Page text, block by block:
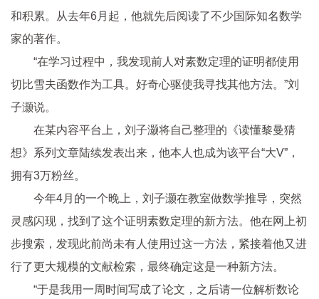
和积累。从去年6月起，他就先后阅读了不少国际知名数学
家的著作。
“在学习过程中，我发现前人对素数定理的证明都使用
切比雪夫函数作为工具。好奇心驱使我寻找其他方法。”刘
子灏说。
在某内容平台上，刘子灏将自己整理的《读懂黎曼猜
想》系列文章陆续发表出来，他本人也成为该平台“大V”，
拥有3万粉丝。
今年4月的一个晚上，刘子灏在教室做数学推导，突然
灵感闪现，找到了这个证明素数定理的新方法。他在网上初
步搜索，发现此前尚未有人使用过这一方法，紧接着他又进
行了更大规模的文献检索，最终确定这是一种新方法。
“于是我用一周时间写成了论文，之后请一位解析数论